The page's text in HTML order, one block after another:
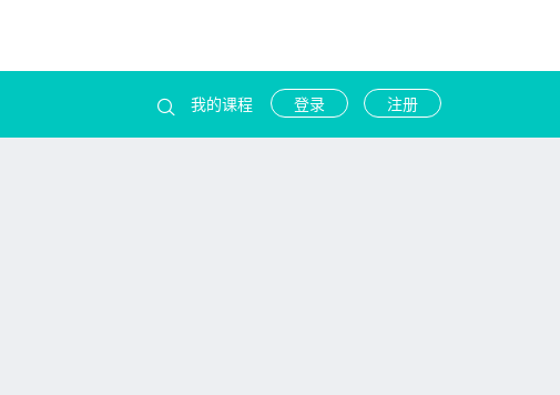
我的课程 登录 注册